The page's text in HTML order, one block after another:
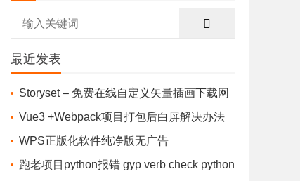
最近发表
Storyset – 免费在线自定义矢量插画下载网
站Vue3 +Webpack项目打包后白屏解决办法
（针对Vue3&Vue-cli 4.0及以上)
WPS正版化软件纯净版无广告
跑老项目python报错 gyp verb check python